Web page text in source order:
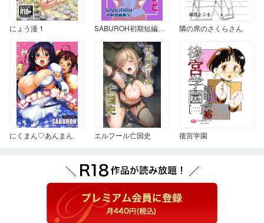
にょう漫 1 SABUROH初期短編集②「やさしくしないで」 隣の席のさくらさん
にくまん♡あんまん エルフール亡国史 後宮学園